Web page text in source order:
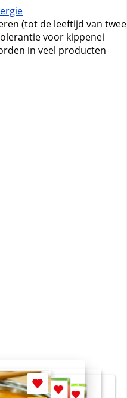
(tot de leeftijd van twee
voor kippenei
in veel producten